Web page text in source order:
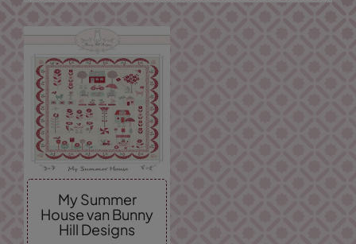
My Summer
House van Bunny
Hill Designs